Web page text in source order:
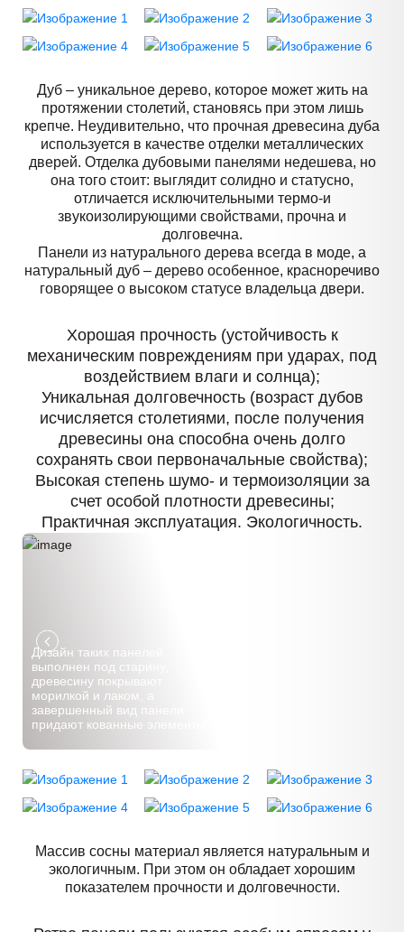
Хорошая прочность (устойчивость к
механическим повреждениям при ударах, под
воздействием влаги и солнца);
Уникальная долговечность (возраст дубов
исчисляется столетиями, после получения
древесины она способна очень долго
сохранять свои первоначальные свойства);
Высокая степень шумо- и термоизоляции за
счет особой плотности древесины;
Практичная эксплуатация. Экологичность.
Дуб – уникальное дерево, которое может жить на
протяжении столетий, становясь при этом лишь
крепче. Неудивительно, что прочная древесина дуба
используется в качестве отделки металлических
дверей. Отделка дубовыми панелями недешева, но
она того стоит: выглядит солидно и статусно,
отличается исключительными термо-и
звукоизолирующими свойствами, прочна и
долговечна.
Панели из натурального дерева всегда в моде, а
натуральный дуб – дерево особенное, красноречиво
говорящее о высоком статусе владельца двери.
Дизайн таких панелей
выполнен под старину,
древесину покрывают
морилкой и лаком, а
завершенный вид панели
придают кованные элементы.
Массив сосны материал является натуральным и
экологичным. При этом он обладает хорошим
показателем прочности и долговечности.